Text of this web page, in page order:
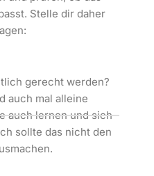
Stelle dir daher
gerecht werden?
auch mal alleine
auch lernen und sich
sollte das nicht den